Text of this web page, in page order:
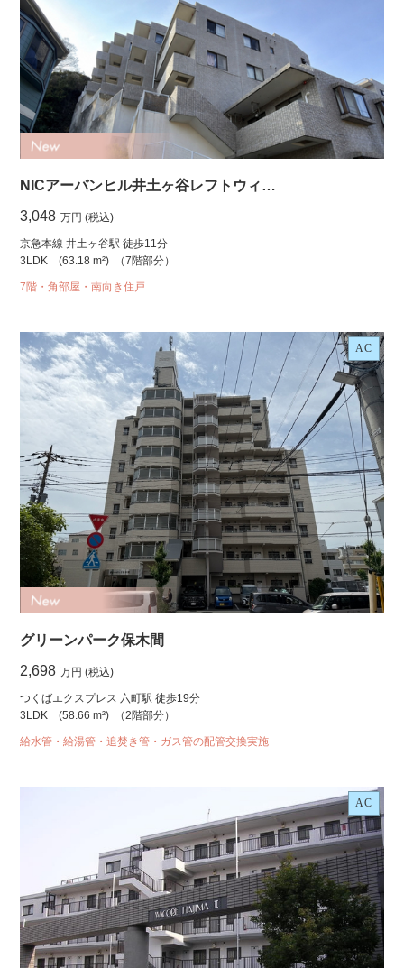
NICアーバンヒル井土ヶ谷レフトウィ…
3,048 万円 (税込)
京急本線 井土ヶ谷駅 徒歩11分
3LDK
(63.18 m²) （7階部分）
7階・角部屋・南向き住戸
AC
グリーンパーク保木間
2,698 万円 (税込)
つくばエクスプレス 六町駅 徒歩19分
3LDK
(58.66 m²) （2階部分）
給水管・給湯管・追焚き管・ガス管の配管交換実施
AC